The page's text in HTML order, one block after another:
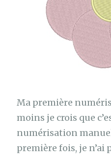
Ma première
moins je crois que
numérisation
première fois, je n’ai